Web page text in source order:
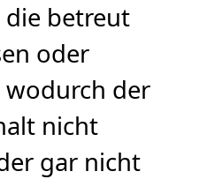
die betreut
oder
wodurch der
nicht
gar nicht